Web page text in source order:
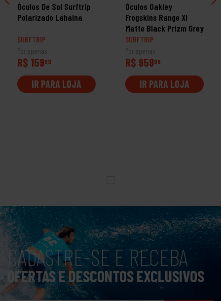
Óculos De Sol Surftrip
Polarizado Lahaina
SURFTRIP
Por apenas
R$ 15999
IR PARA LOJA
Óculos Oakley
Frogskins Range Xl
Matte Black Prizm Grey
SURFTRIP
Por apenas
R$ 95999
IR PARA LOJA
CADASTRE-SE E RECEBA
OFERTAS E DESCONTOS EXCLUSIVOS